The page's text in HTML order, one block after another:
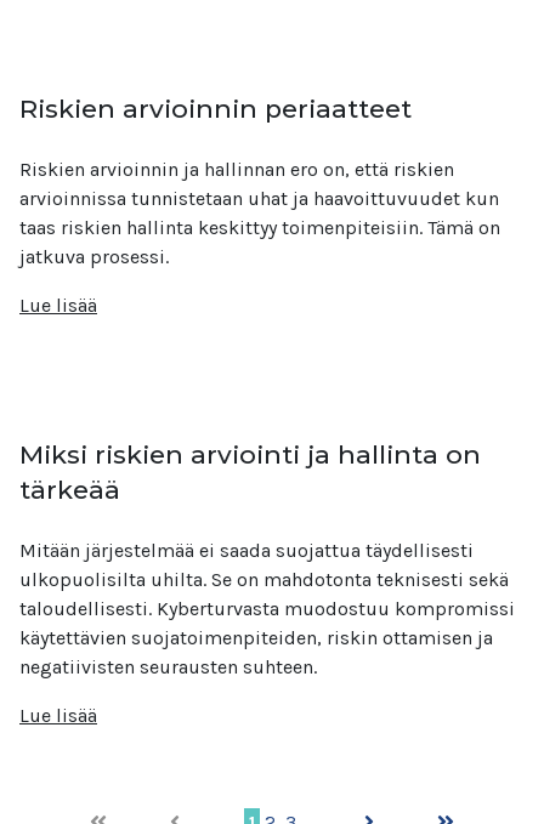
Riskien arvioinnin periaatteet
Riskien arvioinnin ja hallinnan ero on, että riskien
arvioinnissa tunnistetaan uhat ja haavoittuvuudet kun
taas riskien hallinta keskittyy toimenpiteisiin. Tämä on
jatkuva prosessi.
Lue lisää
Miksi riskien arviointi ja hallinta on
tärkeää
Mitään järjestelmää ei saada suojattua täydellisesti
ulkopuolisilta uhilta. Se on mahdotonta teknisesti sekä
taloudellisesti. Kyberturvasta muodostuu kompromissi
käytettävien suojatoimenpiteiden, riskin ottamisen ja
negatiivisten seurausten suhteen.
Lue lisää